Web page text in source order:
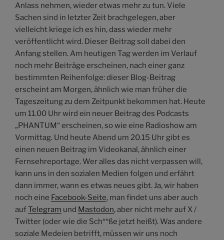
Anlass nehmen, wieder etwas mehr zu tun. Viele
Sachen sind in letzter Zeit brachgelegen, aber
vielleicht kriege ich es hin, dass wieder mehr
veröffentlicht wird. Dieser Beitrag soll dabei den
Anfang stellen. Am heutigen Tag werden im Verlauf
noch mehr Beiträge erscheinen, nach einer ganz
bestimmten Reihenfolge: dieser Blog-Beitrag
erscheint am Morgen, ähnlich wie man früher die
Tageszeitung zu dem Zeitpunkt bekommen hat. Heute
um 11.00 Uhr wird ein neuer Beitrag des Podcasts
„PHANTUM“ erscheinen, so wie eine Radioshow am
Vormittag. Und heute Abend um 20.15 Uhr gibt es
einen neuen Beitrag im Videokanal, ähnlich einer
Fernsehreportage. Wer alles das nicht verpassen will,
kann uns in den sozialen Medien folgen und erfährt
dann immer, wann es etwas neues gibt. Ja, wir haben
noch eine Facebook-Seite, man findet uns aber auch
aufTelegram und Mastodon, aber nicht mehr auf X /
Twitter (oder wie die Sch**ße jetzt heißt). Was andere
soziale Medeien betrifft, müssen wir uns noch